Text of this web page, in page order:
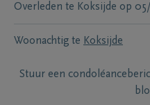
Overleden te Koksijde op
Woonachtig te Koksijde
Stuur een